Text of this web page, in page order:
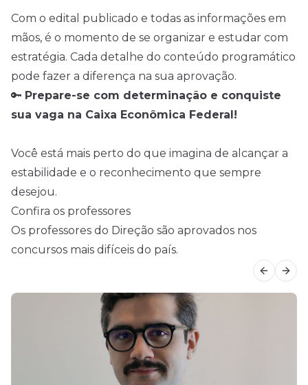
Com o edital publicado e todas as informações em
mãos, é o momento de se organizar e estudar com
estratégia. Cada detalhe do conteúdo programático
pode fazer a diferença na sua aprovação.
🔑 Prepare-se com determinação e conquiste
sua vaga na Caixa Econômica Federal!
Você está mais perto do que imagina de alcançar a
estabilidade e o reconhecimento que sempre
desejou.
Confira os professores
Os professores do Direção são aprovados nos
concursos mais difíceis do país.